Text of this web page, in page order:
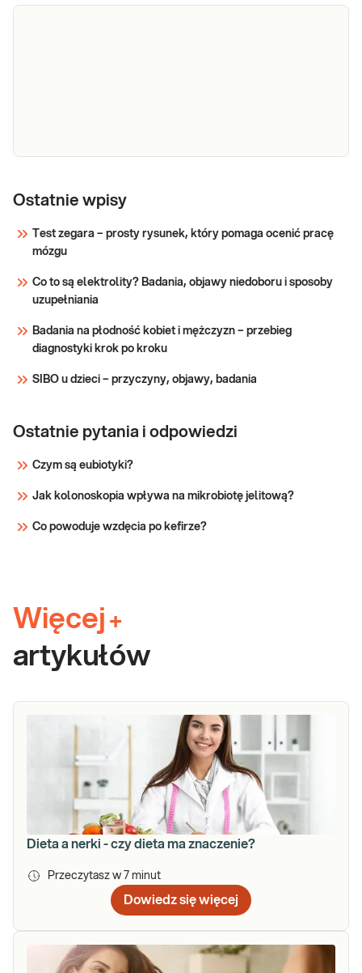
badania
dietą
Uwaga! Jeżeli kupujesz badanie dla dziecka,
zrealizuj je w punkcie przyjaznym dzieciom-
sprawdź PUNKTY PRZYJAZNE DZIECIOM.
rozpoczęciem diety → W celu zdiagnozowania
Sprawdź
Ostatnie wpisy
Test zegara – prosty rysunek, który pomaga ocenić pracę
mózgu
Co to są elektrolity? Badania, objawy niedoboru i sposoby
uzupełniania
Badania na płodność kobiet i mężczyzn – przebieg
diagnostyki krok po kroku
SIBO u dzieci – przyczyny, objawy, badania
Ostatnie pytania i odpowiedzi
Czym są eubiotyki?
Jak kolonoskopia wpływa na mikrobiotę jelitową?
Co powoduje wzdęcia po kefirze?
Więcej +
artykułów
Dieta a nerki - czy dieta ma znaczenie?
Przeczytasz w 7 minut
Dowiedz się więcej